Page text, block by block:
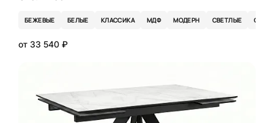
БЕЖЕВЫЕ БЕЛЫЕ КЛАССИКА МДФ МОДЕРН СВЕТЛЫЕ
от 33 540 ₽